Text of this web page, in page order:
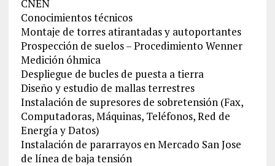
CNEN
Conocimientos técnicos
Montaje de torres atirantadas y autoportantes
Prospección de suelos – Procedimiento Wenner
Medición óhmica
Despliegue de bucles de puesta a tierra
Diseño y estudio de mallas terrestres
Instalación de supresores de sobretensión (Fax,
Computadoras, Máquinas, Teléfonos, Red de
Energía y Datos)
Instalación de pararrayos en Mercado San Jose
de línea de baja tensión